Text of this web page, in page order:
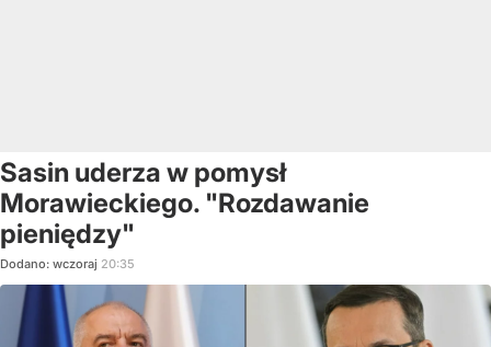
Sasin uderza w pomysł
Morawieckiego. "Rozdawanie
pieniędzy"
Dodano: wczoraj 20:35